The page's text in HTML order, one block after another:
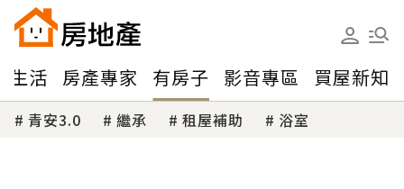
生活 房產專家 有房子 影音專區 買屋新知
青安3.0 繼承 租屋補助 浴室